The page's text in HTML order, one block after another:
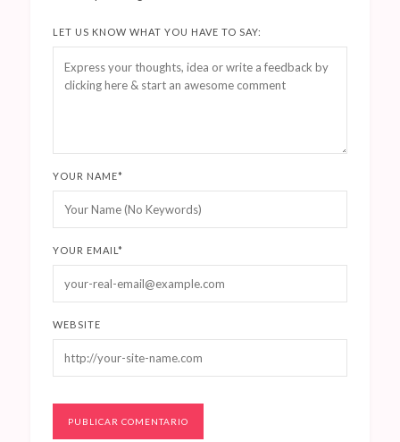
LET US KNOW WHAT YOU HAVE TO SAY:
YOUR NAME*
YOUR EMAIL *
WEBSITE